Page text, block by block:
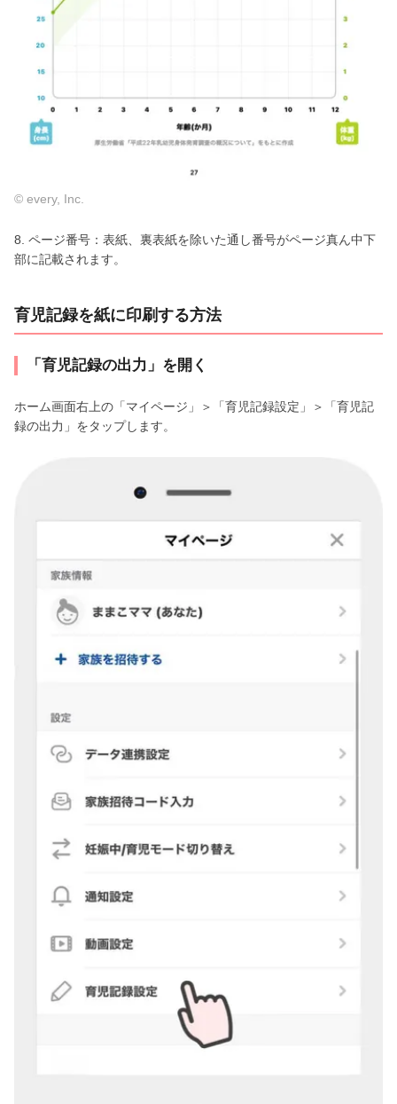
© every, Inc.
8. ページ番号：表紙、裏表紙を除いた通し番号がページ真ん中下
部に記載されます。
育児記録を紙に印刷する方法
「育児記録の出力」を開く
ホーム画面右上の「マイページ」＞「育児記録設定」＞「育児記
録の出力」をタップします。